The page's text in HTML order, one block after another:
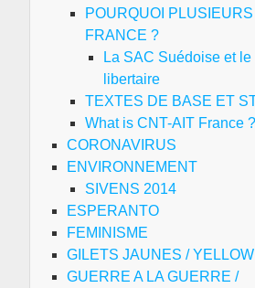
POURQUOI
FRANCE ?
La SAC Suédoise et
libertaire
TEXTES DE BASE ET
What is CNT-AIT France ?
CORONAVIRUS
ENVIRONNEMENT
SIVENS 2014
ESPERANTO
FEMINISME
GILETS JAUNES /
GUERRE A LA GUERRE /